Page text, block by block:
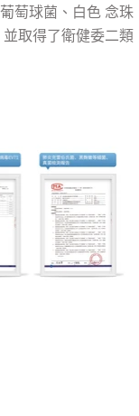
萄球菌、白色 念珠
取得了衛健委二類